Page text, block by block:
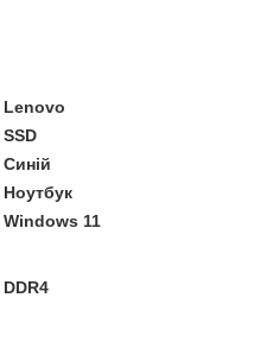
Lenovo
SSD
Синій
Ноутбук
Windows 11
DDR4